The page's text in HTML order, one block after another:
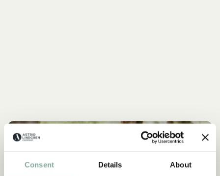
Consent Details About
MICHEL AUS LÖNNEBERGA